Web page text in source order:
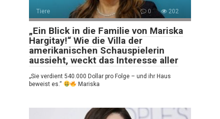
Tiere 0 202
„Ein Blick in die Familie von Mariska
Hargitay!“ Wie die Villa der
amerikanischen Schauspielerin
aussieht, weckt das Interesse aller
„Sie verdient 540.000 Dollar pro Folge – und ihr Haus
beweist es.“
Mariska